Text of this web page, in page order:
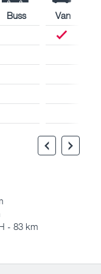
Buss
Van
- 83 km